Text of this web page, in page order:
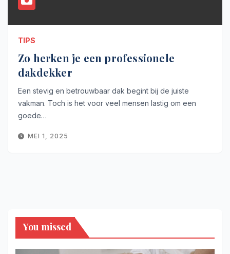
TIPS
Zo herken je een professionele
dakdekker
Een stevig en betrouwbaar dak begint bij de juiste
vakman. Toch is het voor veel mensen lastig om een
goede…
MEI 1, 2025
You missed